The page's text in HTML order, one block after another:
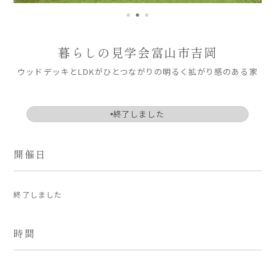
- 設計コンセプト
- 商品コンセプト
デザイン
- 内観デザイン
- 生活デザイン
- 高断熱性能
- 高耐震性能
暮らしの見学会富山市吉岡
ウッドデッキとLDKがひとつながりの明るく拡がり感のある家
終了しました
開催日
終了しました
時間